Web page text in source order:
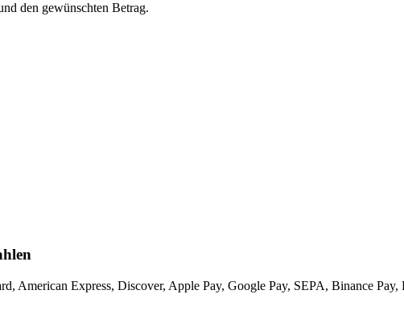
den gewünschten Betrag.
American Express, Discover, Apple Pay, Google Pay, SEPA, Binance